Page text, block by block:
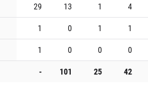
29 13 1 4
1 0 1 1
1 0 0 0
- 101 25 42